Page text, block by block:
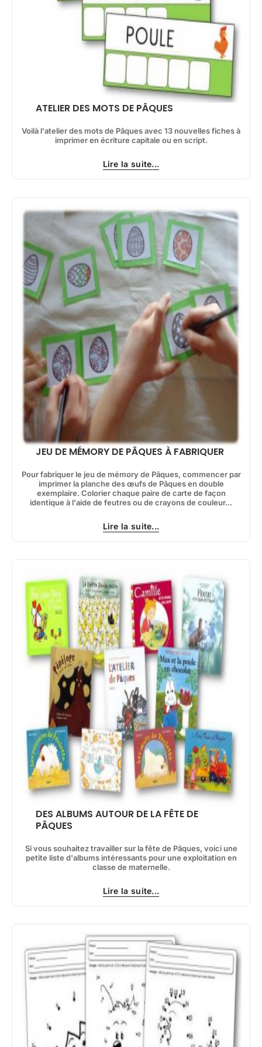
ATELIER DES MOTS DE PÂQUES
Voilà l'atelier des mots de Pâques avec 13 nouvelles fiches à
imprimer en écriture capitale ou en script.
Lire la suite...
JEU DE MÉMORY DE PÂQUES À FABRIQUER
Pour fabriquer le jeu de mémory de Pâques, commencer par
imprimer la planche des œufs de Pâques en double
exemplaire. Colorier chaque paire de carte de façon
identique à l'aide de feutres ou de crayons de couleur...
Lire la suite...
DES ALBUMS AUTOUR DE LA FÊTE DE
PÂQUES
Si vous souhaitez travailler sur la fête de Pâques, voici une
petite liste d'albums intéressants pour une exploitation en
classe de maternelle.
Lire la suite...